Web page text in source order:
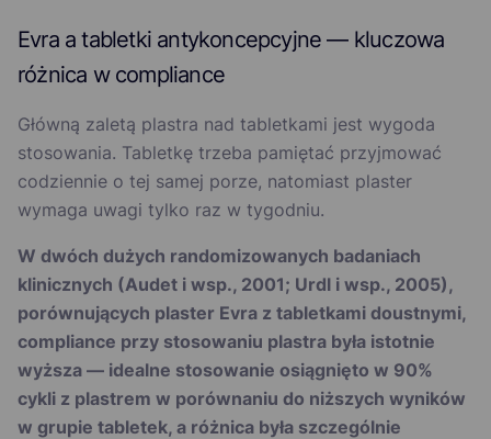
Evra a tabletki antykoncepcyjne — kluczowa
różnica w compliance
Główną zaletą plastra nad tabletkami jest wygoda
stosowania. Tabletkę trzeba pamiętać przyjmować
codziennie o tej samej porze, natomiast plaster
wymaga uwagi tylko raz w tygodniu.
W dwóch dużych randomizowanych badaniach
klinicznych (Audet i wsp., 2001; Urdl i wsp., 2005),
porównujących plaster Evra z tabletkami doustnymi,
compliance przy stosowaniu plastra była istotnie
wyższa — idealne stosowanie osiągnięto w 90%
cykli z plastrem w porównaniu do niższych wyników
w grupie tabletek, a różnica była szczególnie